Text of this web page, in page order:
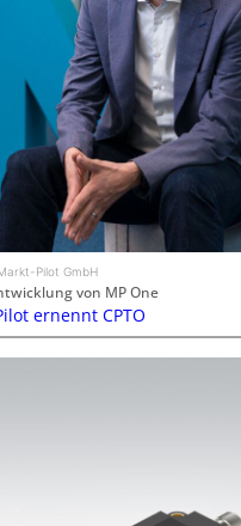
Pilot GmbH
von MP One
ernennt CPTO